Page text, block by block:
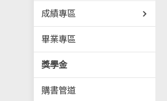
成績專區
畢業專區
獎學金
購書管道